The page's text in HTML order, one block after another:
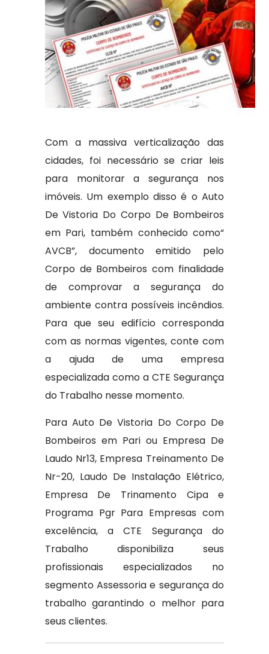
Com a massiva verticalização das
cidades, foi necessário se criar leis
para monitorar a segurança nos
imóveis. Um exemplo disso é o Auto
De Vistoria Do Corpo De Bombeiros
em Pari, também conhecido como“
AVCB”, documento emitido pelo
Corpo de Bombeiros com finalidade
de comprovar a segurança do
ambiente contra possíveis incêndios.
Para que seu edifício corresponda
com as normas vigentes, conte com
a ajuda de uma empresa
especializada como a CTE Segurança
do Trabalho nesse momento.
Para Auto De Vistoria Do Corpo De
Bombeiros em Pari ou Empresa De
Laudo Nr13, Empresa Treinamento De
Nr-20, Laudo De Instalação Elétrico,
Empresa De Trinamento Cipa e
Programa Pgr Para Empresas com
excelência, a CTE Segurança do
Trabalho disponibiliza seus
profissionais especializados no
segmento Assessoria e segurança do
trabalho garantindo o melhor para
seus clientes.